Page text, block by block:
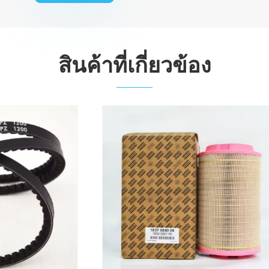
สินค้าที่เกี่ยวข้อง